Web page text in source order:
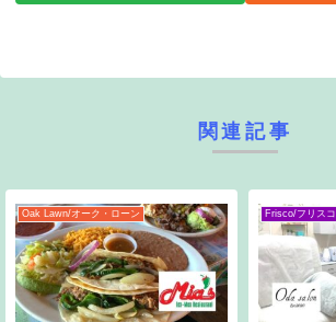
関連記事
Oak Lawn/オーク・ローン Frisco/フリスコ